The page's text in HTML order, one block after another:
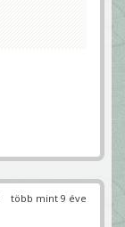
több mint 9 éve